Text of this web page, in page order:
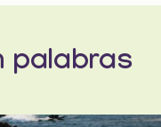
palabras